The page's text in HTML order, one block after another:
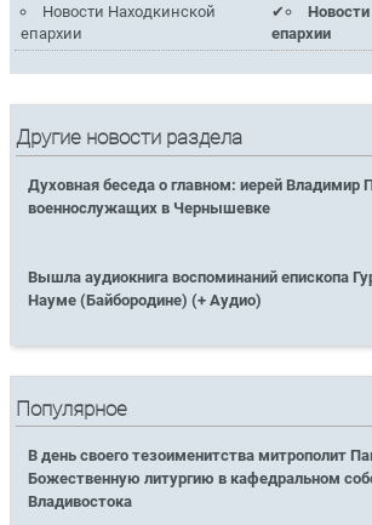
Новости Находкинской
епархии
епархии
Другие новости раздела
Духовная беседа о главном: иерей Владимир
военнослужащих в Чернышевке
Вышла аудиокнига воспоминаний епископа
Науме (Байбородине) (+ Аудио)
Популярное
В день своего тезоименитства митрополит
Божественную литургию в кафедральном
Владивостока